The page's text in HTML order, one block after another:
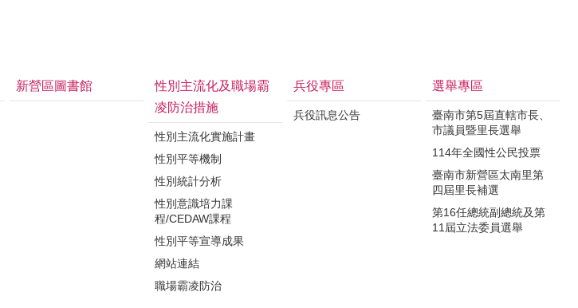
新營區圖書館
性別主流化及職場霸
凌防治措施
性別主流化實施計畫
性別平等機制
性別統計分析
性別意識培力課
程/CEDAW課程
性別平等宣導成果
網站連結
職場霸凌防治
兵役專區
兵役訊息公告
選舉專區
臺南市第5屆直轄市長、
市議員暨里長選舉
114年全國性公民投票
臺南市新營區太南里第
四屆里長補選
第16任總統副總統及第
11屆立法委員選舉